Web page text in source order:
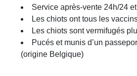
Service après-vente 24h/24
Les chiots ont tous les
Les chiots sont vermifugés
Pucés et munis d’un
(origine Belgique)